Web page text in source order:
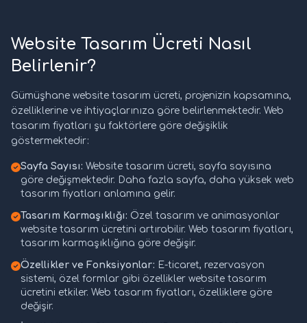
Website Tasarım Ücreti Nasıl
Belirlenir?
Gümüşhane website tasarım ücreti, projenizin kapsamına,
özelliklerine ve ihtiyaçlarınıza göre belirlenmektedir. Web
tasarım fiyatları şu faktörlere göre değişiklik
göstermektedir:
Sayfa Sayısı: Website tasarım ücreti, sayfa sayısına
göre değişmektedir. Daha fazla sayfa, daha yüksek web
tasarım fiyatları anlamına gelir.
Tasarım Karmaşıklığı: Özel tasarım ve animasyonlar
website tasarım ücretini artırabilir. Web tasarım fiyatları,
tasarım karmaşıklığına göre değişir.
Özellikler ve Fonksiyonlar: E-ticaret, rezervasyon
sistemi, özel formlar gibi özellikler website tasarım
ücretini etkiler. Web tasarım fiyatları, özelliklere göre
değişir.